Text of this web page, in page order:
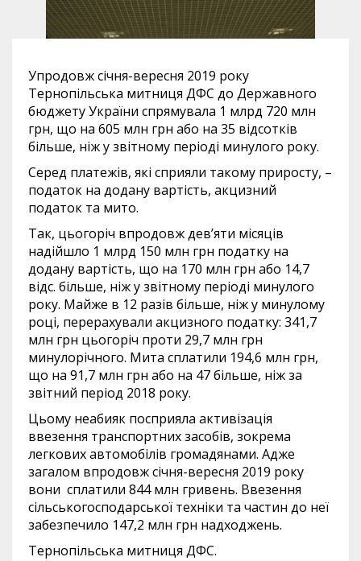
Упродовж січня-вересня 2019 року
Тернопільська митниця ДФС до Державного
бюджету України спрямувала 1 млрд 720 млн
грн, що на 605 млн грн або на 35 відсотків
більше, ніж у звітному періоді минулого року.
Серед платежів, які сприяли такому приросту, –
податок на додану вартість, акцизний
податок та мито.
Так, цьогоріч впродовж дев’яти місяців
надійшло 1 млрд 150 млн грн податку на
додану вартість, що на 170 млн грн або 14,7
відс. більше, ніж у звітному періоді минулого
року. Майже в 12 разів більше, ніж у минулому
році, перерахували акцизного податку: 341,7
млн грн цьогоріч проти 29,7 млн грн
минулорічного. Мита сплатили 194,6 млн грн,
що на 91,7 млн грн або на 47 більше, ніж за
звітний період 2018 року.
Цьому неабияк посприяла активізація
ввезення транспортних засобів, зокрема
легкових автомобілів громадянами. Адже
загалом впродовж січня-вересня 2019 року
вони сплатили 844 млн гривень. Ввезення
сільськогосподарської техніки та частин до неї
забезпечило 147,2 млн грн надходжень.
Тернопільська митниця ДФС.